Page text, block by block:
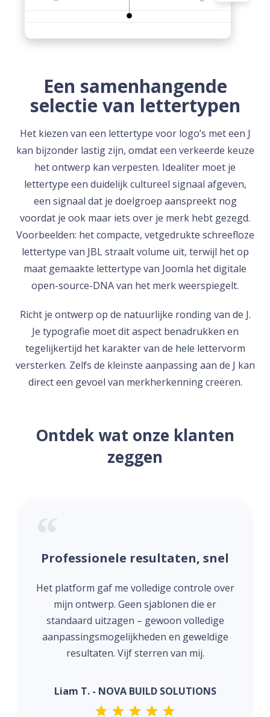
Een samenhangende
selectie van lettertypen
Het kiezen van een lettertype voor logo’s met een J
kan bijzonder lastig zijn, omdat een verkeerde keuze
het ontwerp kan verpesten. Idealiter moet je
lettertype een duidelijk cultureel signaal afgeven,
een signaal dat je doelgroep aanspreekt nog
voordat je ook maar iets over je merk hebt gezegd.
Voorbeelden: het compacte, vetgedrukte schreefloze
lettertype van JBL straalt volume uit, terwijl het op
maat gemaakte lettertype van Joomla het digitale
open-source-DNA van het merk weerspiegelt.
Richt je ontwerp op de natuurlijke ronding van de J.
Je typografie moet dit aspect benadrukken en
tegelijkertijd het karakter van de hele lettervorm
versterken. Zelfs de kleinste aanpassing aan de J kan
direct een gevoel van merkherkenning creëren.
Ontdek wat onze klanten
zeggen
Professionele resultaten, snel
Het platform gaf me volledige controle over
mijn ontwerp. Geen sjablonen die er
standaard uitzagen – gewoon volledige
aanpassingsmogelijkheden en geweldige
resultaten. Vijf sterren van mij.
Liam T. - NOVA BUILD SOLUTIONS